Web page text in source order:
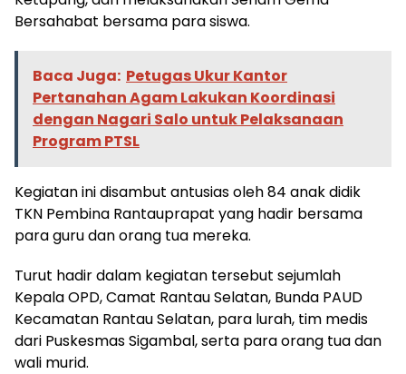
Bersahabat bersama para siswa.
Baca Juga: Petugas Ukur Kantor
Pertanahan Agam Lakukan Koordinasi
dengan Nagari Salo untuk Pelaksanaan
Program PTSL
Kegiatan ini disambut antusias oleh 84 anak didik
TKN Pembina Rantauprapat yang hadir bersama
para guru dan orang tua mereka.
Turut hadir dalam kegiatan tersebut sejumlah
Kepala OPD, Camat Rantau Selatan, Bunda PAUD
Kecamatan Rantau Selatan, para lurah, tim medis
dari Puskesmas Sigambal, serta para orang tua dan
wali murid.